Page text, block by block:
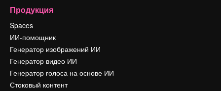
Продукция
Spaces
ИИ-помощник
Генератор изображений ИИ
Генератор видео ИИ
Генератор голоса на основе ИИ
Стоковый контент